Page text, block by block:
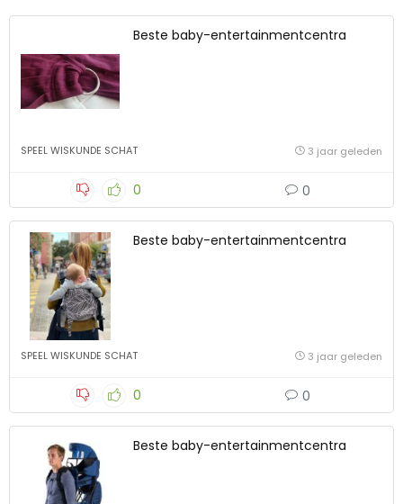
Beste baby-entertainmentcentra
SPEEL WISKUNDE SCHAT 3 jaar geleden
0 0
Beste baby-entertainmentcentra
SPEEL WISKUNDE SCHAT 3 jaar geleden
0 0
Beste baby-entertainmentcentra